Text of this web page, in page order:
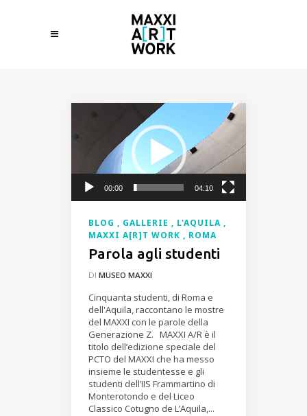
00:00 04:10
BLOG GALLERIE
L'AQUILA
MAXXI A[R]T WORK
ROMA
Parola agli studenti
DI MUSEO MAXXI
Cinquanta studenti, di Roma e
dell'Aquila, raccontano le mostre
del MAXXI con le parole della
Generazione Z. MAXXI A/R è il
titolo dell’edizione speciale del
PCTO del MAXXI che ha messo
insieme le studentesse e gli
studenti dell’IIS Frammartino di
Monterotondo e del Liceo
Classico Cotugno de L’Aquila,...